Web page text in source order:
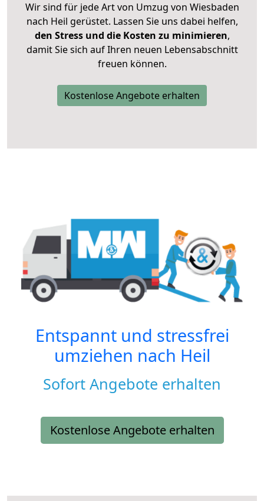
Wir sind für jede Art von Umzug von Wiesbaden
nach Heil gerüstet. Lassen Sie uns dabei helfen,
den Stress und die Kosten zu minimieren,
damit Sie sich auf Ihren neuen Lebensabschnitt
freuen können.
Kostenlose Angebote erhalten
Entspannt und stressfrei
umziehen nach Heil
Sofort Angebote erhalten
Kostenlose Angebote erhalten